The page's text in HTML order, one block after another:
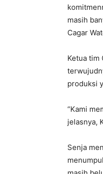
masih
Cagar
Ketua tim
produksi
“Kami
jelasnya,
Senja